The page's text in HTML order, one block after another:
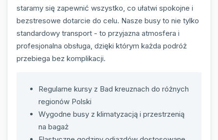
staramy się zapewnić wszystko, co ułatwi spokojne i
bezstresowe dotarcie do celu. Nasze busy to nie tylko
standardowy transport - to przyjazna atmosfera i
profesjonalna obsługa, dzięki którym każda podróż
przebiega bez komplikacji.
Regularne kursy z Bad kreuznach do różnych
regionów Polski
Wygodne busy z klimatyzacją i przestrzenią
na bagaż